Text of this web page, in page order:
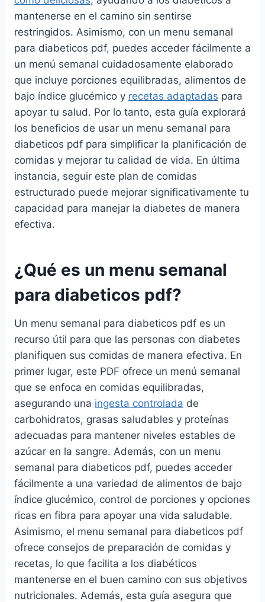
mantenerse en el camino sin sentirse
restringidos. Asimismo, con un menu semanal
para diabeticos pdf, puedes acceder fácilmente a
un menú semanal cuidadosamente elaborado
que incluye porciones equilibradas, alimentos de
bajo índice glucémico y recetas adaptadas para
apoyar tu salud. Por lo tanto, esta guía explorará
los beneficios de usar un menu semanal para
diabeticos pdf para simplificar la planificación de
comidas y mejorar tu calidad de vida. En última
instancia, seguir este plan de comidas
estructurado puede mejorar significativamente tu
capacidad para manejar la diabetes de manera
efectiva.
¿Qué es un menu semanal
para diabeticos pdf?
Un menu semanal para diabeticos pdf es un
recurso útil para que las personas con diabetes
planifiquen sus comidas de manera efectiva. En
primer lugar, este PDF ofrece un menú semanal
que se enfoca en comidas equilibradas,
asegurando una ingesta controlada de
carbohidratos, grasas saludables y proteínas
adecuadas para mantener niveles estables de
azúcar en la sangre. Además, con un menu
semanal para diabeticos pdf, puedes acceder
fácilmente a una variedad de alimentos de bajo
índice glucémico, control de porciones y opciones
ricas en fibra para apoyar una vida saludable.
Asimismo, el menu semanal para diabeticos pdf
ofrece consejos de preparación de comidas y
recetas, lo que facilita a los diabéticos
mantenerse en el buen camino con sus objetivos
nutricionales. Además, esta guía asegura que